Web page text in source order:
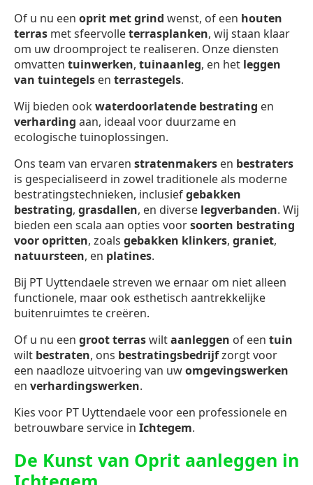
Of u nu een oprit met grind wenst, of een houten
terras met sfeervolleterrasplanken, wij staan klaar
om uw droomproject te realiseren. Onze diensten
omvatten tuinwerken, tuinaanleg, en het leggen
van tuintegels en terrastegels.
Wij bieden ookwaterdoorlatende bestrating en
verharding aan, ideaal voor duurzame en
ecologische tuinoplossingen.
Ons team van ervaren stratenmakers en bestraters
is gespecialiseerd in zowel traditionele als moderne
bestratingstechnieken, inclusiefgebakken
bestrating, grasdallen, en diverse legverbanden. Wij
bieden een scala aan opties voorsoorten bestrating
voor opritten, zoals gebakken klinkers, graniet,
natuursteen, en platines.
Bij PT Uyttendaele streven we ernaar om niet alleen
functionele, maar ook esthetisch aantrekkelijke
buitenruimtes te creëren.
Of u nu een groot terraswiltaanleggen of een tuin
wilt bestraten, ons bestratingsbedrijfzorgt voor
een naadloze uitvoering van uwomgevingswerken
en verhardingswerken.
Kies voor PT Uyttendaele voor een professionele en
betrouwbare service in Ichtegem.
De Kunst van Oprit aanleggen in